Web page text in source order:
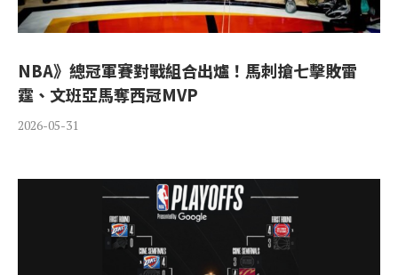
NBA》總冠軍賽對戰組合出爐！馬刺搶七擊敗雷
霆、文班亞馬奪西冠MVP
2026-05-31